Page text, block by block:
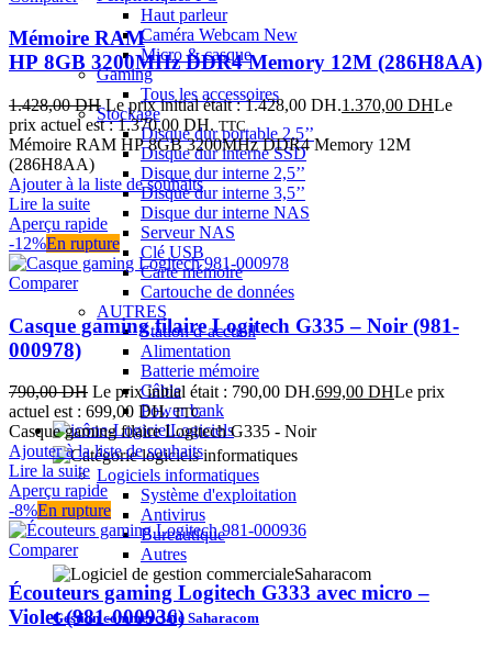
Haut parleur
Caméra Webcam New
Micro & casque
Gaming
Tous les accessoires
Stockage
Disque dur portable 2,5’’
Disque dur interne SSD
Disque dur interne 2,5’’
Disque dur interne 3,5’’
Disque dur interne NAS
Serveur NAS
Clé USB
Carte mémoire
Cartouche de données
AUTRES
Station d’accueil
Alimentation
Batterie mémoire
Câble
Power bank
Logiciels
Logiciels informatiques
Système d'exploitation
Antivirus
Bureautique
Autres
Gestion commerciale Saharacom
Mémoire RAM
HP 8GB 3200MHz DDR4 Memory 12M (286H8AA)
1.428,00DH Le prix initial était : 1.428,00 DH.1.370,00 DHLe
prix actuel est : 1.370,00 DH. TTC
Mémoire RAM HP 8GB 3200MHz DDR4 Memory 12M
(286H8AA)
Ajouter à la liste de souhaits
Lire la suite
Aperçu rapide
-12%En rupture
Comparer
Casque gaming filaire Logitech G335 – Noir (981-
000978)
790,00DH Le prix initial était : 790,00 DH.699,00 DHLe prix
actuel est : 699,00 DH. TTC
Casque gaming filaire Logitech G335 - Noir
Ajouter à la liste de souhaits
Lire la suite
Aperçu rapide
-8%En rupture
Comparer
Écouteurs gaming Logitech G333 avec micro –
Violet (981-000936)